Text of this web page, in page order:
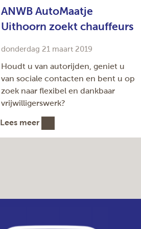
ANWB AutoMaatje
Uithoorn zoekt chauffeurs
donderdag 21 maart 2019
Houdt u van autorijden, geniet u
van sociale contacten en bent u op
zoek naar flexibel en dankbaar
vrijwilligerswerk?
Lees meer